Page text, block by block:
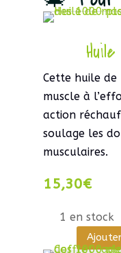
Bio
Gratteron
Cette huile de
muscle à
action
soulage les
musculaires.
15,30€
1 en stock
quantité